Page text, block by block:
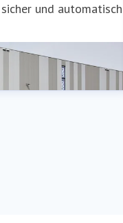
und automatisch